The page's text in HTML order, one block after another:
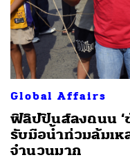
Global Affairs
ฟิลิปปินส์ลงถนน ‘ขั
รับมือน้ำท่วมล้มเห
จำนวนมาก